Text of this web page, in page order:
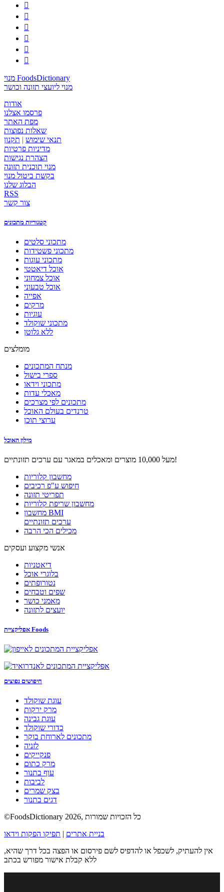






מנוי FoodsDictionary
מנוי ליועצי תזונה וכושר
אודות
פרסמו אצלנו
מפת האתר
שאלות נפוצות
תנאי שימוש | תקנון
מדיניות פרטיות
הצהרת נגישות
מנוי תוכנית תזונה
בקשת ביטול מנוי
הבלוג שלנו
RSS
צור קשר
קטגוריות מתכונים
מתכוני סלטים
מתכוני פשטידות
מתכוני עוגות
אוכל דיאטטי
אוכל צמחוני
אוכל טבעוני
אפייה
מרקים
עוגיות
מתכוני שוקולד
ללא גלוטן
מומלצים
מנתח המתכונים
ספרי בישול
מתכוני וידאו
מאכלי עדות
מתכונים לפי מצרכים
טרנדים בעולם האוכל
ערוצי תוכן
מילון האוכל
מעל 10,000 מוצרים ומאכלים במאגר עם ערכים תזונתיים!
מחשבון קלוריות
חיפוש ע"פ רכיבים
תפריטי תזונה
מחשבון שריפת קלוריות
מחשבון BMI
ערכים תזונתיים
מכילים הכי הרבה
אנשי מקצוע ועסקים
דיאטניות
בלוגרי אוכל
נטורופתים
שפים וטבחים
מאמני כושר
יועצים לתזונה
אפליקציית Foods
חיפושים נפוצים
עוגת שוקולד
מרק ירקות
עוגת גבינה
כדורי שוקולד
מתכונים לארוחת בוקר
לזניה
פנקייקים
מרק כתום
עוף בתנור
לביבות
בצק שמרים
דגים בתנור
©FoodsDictionary 2026, כל הזכויות שמורות
בניית אתרים
תפיקו הפקות וידאו
אין להעתיק, לשכפל או להדפיס לשם פירסום או הפצה בכל דרך שהיא,
ללא קבלת אישור מפורש בכתב